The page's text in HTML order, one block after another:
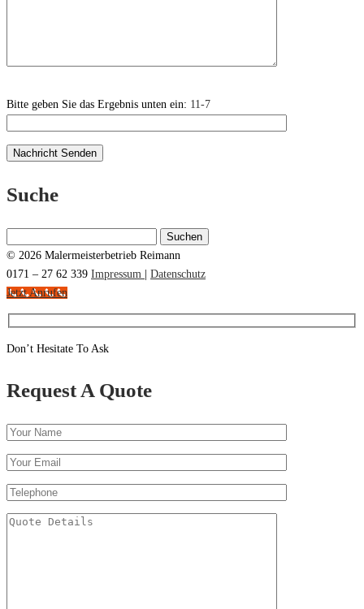
Bitte geben Sie das Ergebnis unten ein: 11-7
Suche
nach:
© 2026 Malermeisterbetrieb Reimann
0171 – 27 62 339 Impressum
Datenschutz
Jetzt Anrufen
Don’t Hesitate To Ask
Request A Quote